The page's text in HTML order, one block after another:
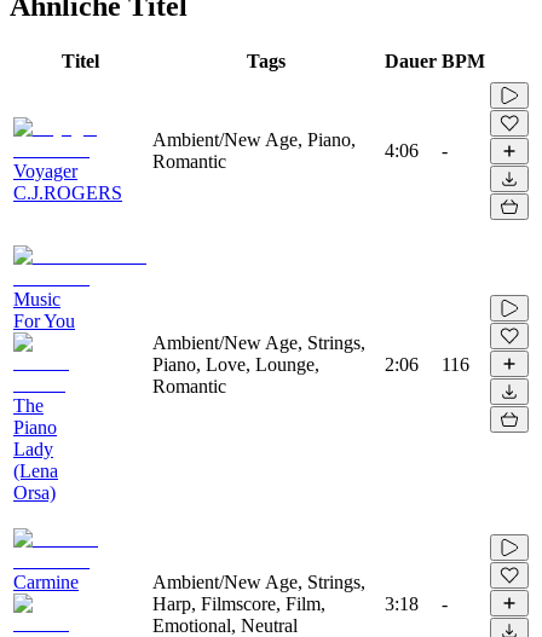
Titel Tags Dauer BPM
Voyager
C.J.ROGERS
Ambient/New Age, Piano,
Romantic
4:06 -
Music
For You
The
Piano
Lady
(Lena
Orsa)
Ambient/New Age, Strings,
Piano, Love, Lounge,
Romantic
2:06 116
Carmine
Ambient/New Age, Strings,
Harp, Filmscore, Film,
Emotional, Neutral
3:18 -